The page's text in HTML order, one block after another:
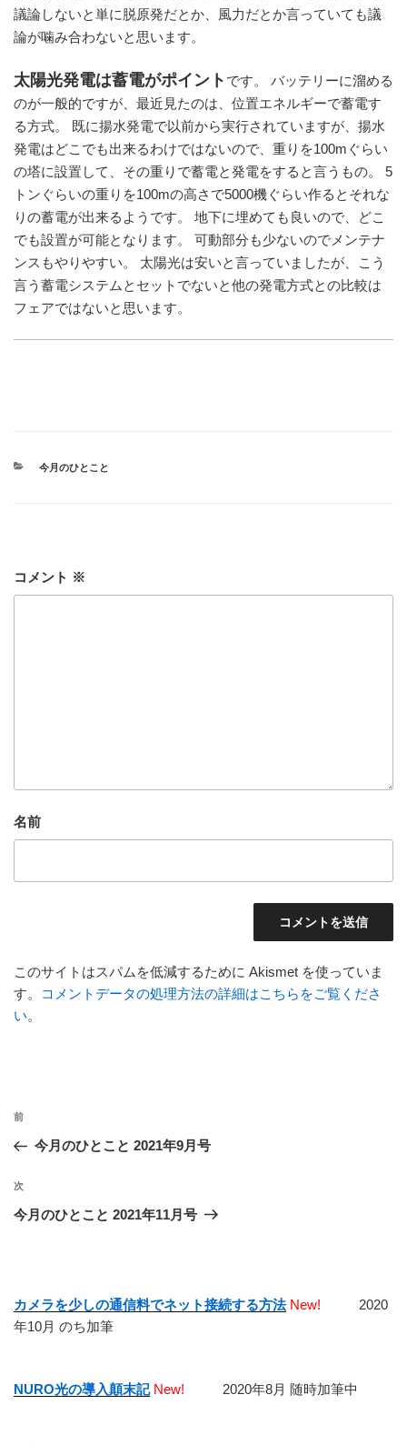
議論しないと単に脱原発だとか、風力だとか言っていても議
論が噛み合わないと思います。
太陽光発電は蓄電がポイント です。 バッテリーに溜める
のが一般的ですが、最近見たのは、位置エネルギーで蓄電す
る方式。 既に揚水発電で以前から実行されていますが、揚水
発電はどこでも出来るわけではないので、重りを100mぐらい
の塔に設置して、その重りで蓄電と発電をすると言うもの。 5
トンぐらいの重りを100mの高さで5000機ぐらい作るとそれな
りの蓄電が出来るようです。 地下に埋めても良いので、どこ
でも設置が可能となります。 可動部分も少ないのでメンテナ
ンスもやりやすい。 太陽光は安いと言っていましたが、こう
言う蓄電システムとセットでないと他の発電方式との比較は
フェアではないと思います。
カ
今月のひとこと
コメント ※
名前
このサイトはスパムを低減するために Akismet を使っていま
す。
コメントデータの処理方法の詳細はこちらをご覧くださ
い。
投
ナ
ビ
ゲ
ン
前
の
稿
前
今月のひとこと 2021年9月号
次
の
次
今月のひとこと 2021年11月号
カメラを少しの通信料でネット接続する方法 New! 2020
年10月 のち加筆
NURO光の導入顛末記 New! 2020年8月 随時加筆中